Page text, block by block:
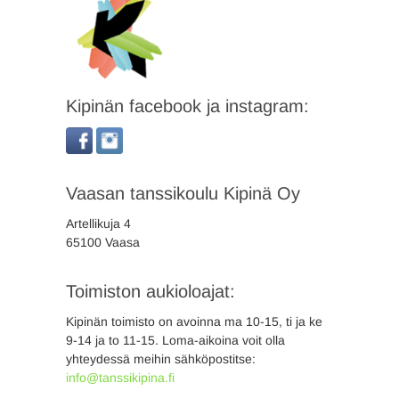
Kipinän facebook ja instagram:
Vaasan tanssikoulu Kipinä Oy
Artellikuja 4
65100 Vaasa
Toimiston aukioloajat:
Kipinän toimisto on avoinna ma 10-15, ti ja ke
9-14 ja to 11-15. Loma-aikoina voit olla
yhteydessä meihin sähköpostitse:
info@tanssikipina.fi